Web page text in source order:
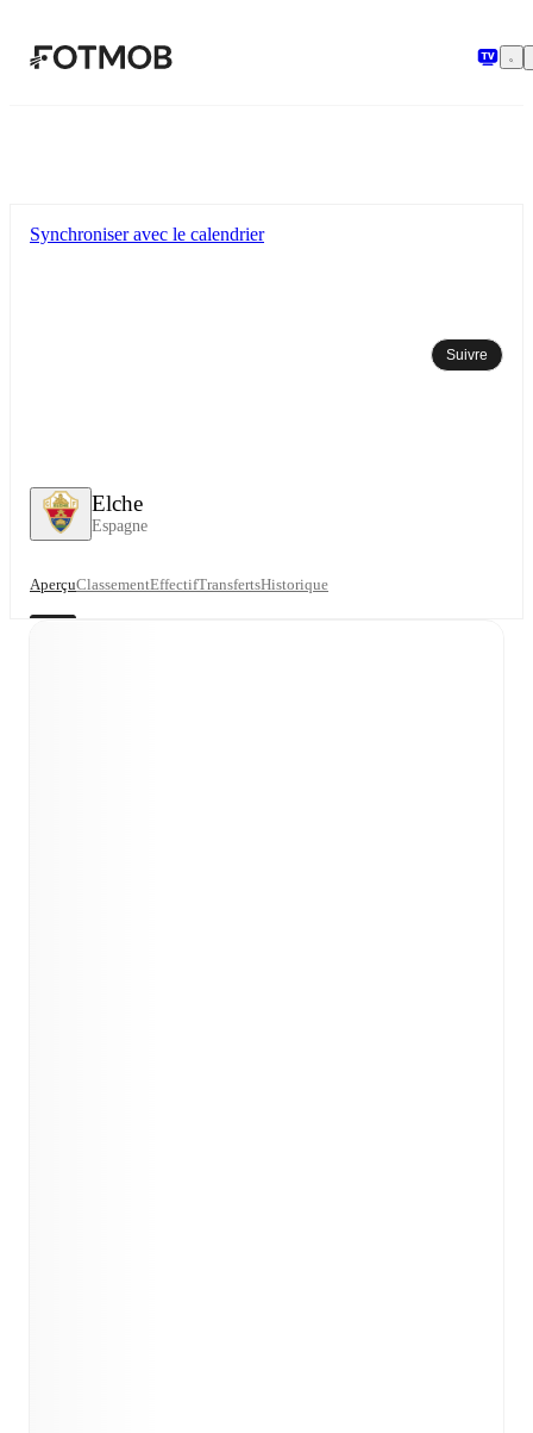
Elche
Espagne
Synchroniser avec le calendrier
Suivre
AperçuClassementEffectifTransfertsHistorique